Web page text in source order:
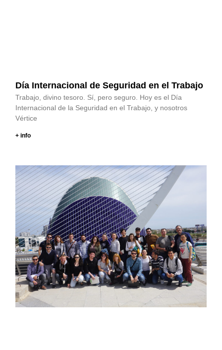
Día Internacional de Seguridad en el Trabajo
Trabajo, divino tesoro. Sí, pero seguro. Hoy es el Día
Internacional de la Seguridad en el Trabajo, y nosotros
Vértice
+ info